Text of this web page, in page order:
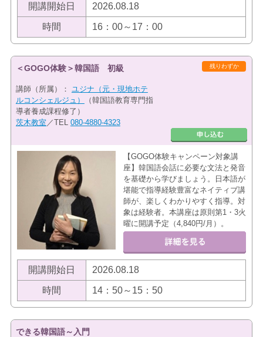
開講開始日 2026.08.18
時間 16：00～17：00
残りわずか
＜GOGO体験＞韓国語 初級
講師（所属）： ユジナ（元・現地ホテ
ルコンシェルジュ）
（韓国語教育専門指
導者養成課程修了）
茨木教室 ／TEL 080-4880-4323
【GOGO体験キャンペーン対象講
座】韓国語会話に必要な文法と発音
を基礎から学びましょう。日本語が
堪能で指導経験豊富なネイティブ講
師が、楽しくわかりやすく指導。対
象は経験者。本講座は原則第1・3火
曜に開講予定（4,840円/月）。
開講開始日 2026.08.18
時間 14：50～15：50
できる韓国語～入門